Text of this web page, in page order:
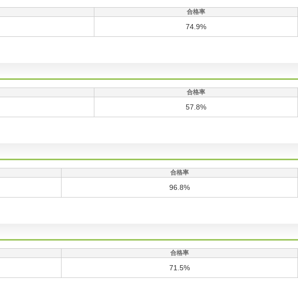
合格率
74.9%
合格率
57.8%
合格率
96.8%
合格率
71.5%